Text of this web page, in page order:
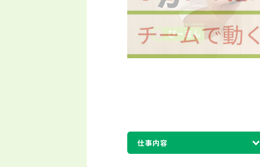
仕事内容